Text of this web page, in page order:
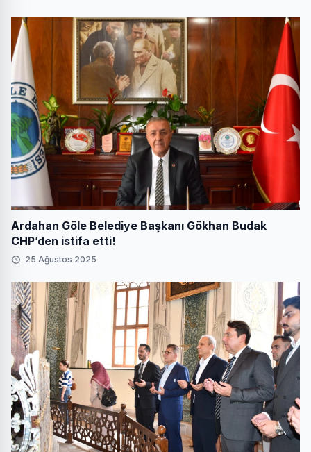
Ardahan Göle Belediye Başkanı Gökhan Budak
CHP’den istifa etti!
25 Ağustos 2025